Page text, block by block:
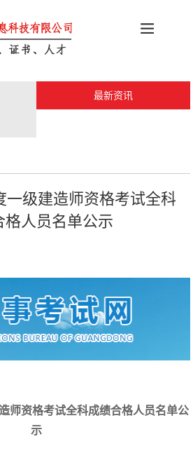
最新资讯
一级建造师资格考试全科
格人员名单公示
师资格考试全科成绩合格人员名单公
示